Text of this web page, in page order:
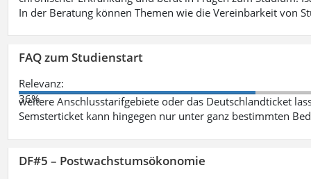
In der Beratung können Themen wie die Vereinbarkeit von
FAQ zum Studienstart
Relevanz:
36%
weitere Anschlusstarifgebiete oder das Deutschlandticket
Semsterticket kann hingegen nur unter ganz bestimmten
DF#5 – Postwachstumsökonomie